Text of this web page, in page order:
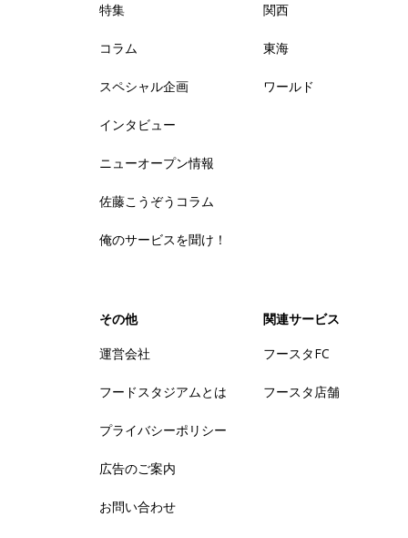
特集
コラム
スペシャル企画
インタビュー
ニューオープン情報
佐藤こうぞうコラム
俺のサービスを聞け！
関西
東海
ワールド
その他
運営会社
フードスタジアムとは
プライバシーポリシー
広告のご案内
お問い合わせ
関連サービス
フースタFC
フースタ店舗